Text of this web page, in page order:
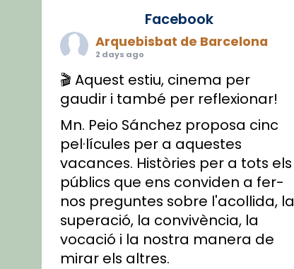
Facebook
Arquebisbat de Barcelona
2 days ago
🎬 Aquest estiu, cinema per
gaudir i també per reflexionar!
Mn. Peio Sánchez proposa cinc
pel·lícules per a aquestes
vacances. Històries per a tots els
públics que ens conviden a fer-
nos preguntes sobre l'acollida, la
superació, la convivència, la
vocació i la nostra manera de
mirar els altres.